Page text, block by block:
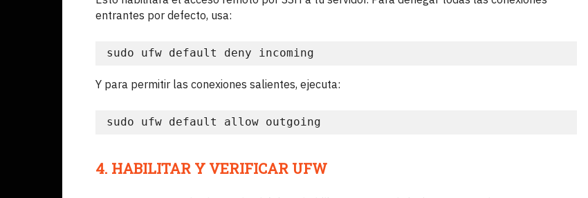
entrantes por defecto, usa:
sudo ufw default deny incoming
Y para permitir las conexiones salientes, ejecuta:
sudo ufw default allow outgoing
4. HABILITAR Y VERIFICAR UFW